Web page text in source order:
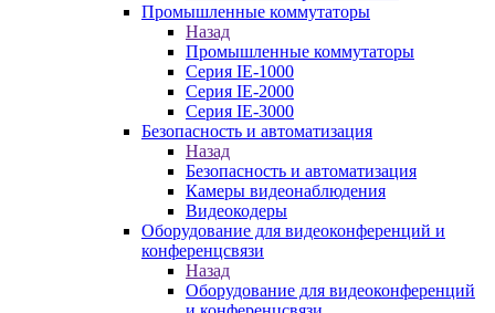
Промышленные коммутаторы
Назад
Промышленные коммутаторы
Серия IE-1000
Серия IE-2000
Серия IE-3000
Безопасность и автоматизация
Назад
Безопасность и автоматизация
Камеры видеонаблюдения
Видеокодеры
Оборудование для видеоконференций и
конференцсвязи
Назад
Оборудование для видеоконференций